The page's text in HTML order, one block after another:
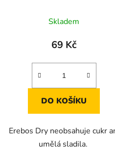
Skladem
69 Kč
DO KOŠÍKU
Erebos Dry neobsahuje cukr
umělá sladila.